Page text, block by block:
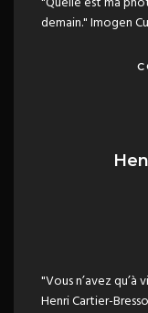
demain." Imogen
"Vous n’avez qu’à
Henri Cartier-